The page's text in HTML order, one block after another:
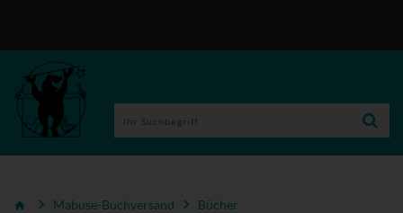
Mabuse-Buchversand
Bücher